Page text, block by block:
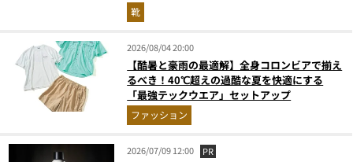
『コレ買いです』Vol.173
靴
2026/08/04 20:00
【酷暑と豪雨の最適解】全身コロンビアで揃え
るべき！40℃超えの過酷な夏を快適にする
「最強テックウエア」セットアップ
ファッション
2026/07/09 12:00 PR